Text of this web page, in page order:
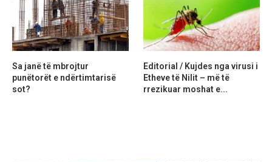
Sa janë të mbrojtur
punëtorët e ndërtimtarisë
sot?
Editorial / Kujdes nga virusi i
Etheve të Nilit – më të
rrezikuar moshat e...